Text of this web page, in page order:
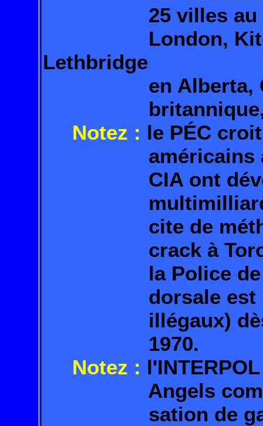
25 villes au
London,
Lethbridge
en Alberta,
britannique,
Notez : le PÉC
américains
CIA ont
cite de
crack à Toronto
la Police de
dorsale est les
illégaux) dès le
1970.
Notez :
Angels comme
sation de